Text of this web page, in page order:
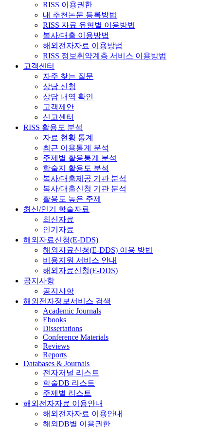
RISS 이용권한
내 추천논문 등록방법
RISS 자료 유형별 이용방법
복사/대출 이용방법
해외전자자료 이용방법
RISS 정보취약계층 서비스 이용방법
고객센터
자주 찾는 질문
상담 신청
상담 내역 확인
고객제안
신고센터
RISS 활용도 분석
자료 현황 통계
최근 이용통계 분석
주제별 활용통계 분석
학술지 활용도 분석
복사/대출제공 기관 분석
복사/대출신청 기관 분석
활용도 높은 주제
최신/인기 학술자료
최신자료
인기자료
해외자료신청(E-DDS)
해외자료신청(E-DDS) 이용 방법
비용지원 서비스 안내
해외자료신청(E-DDS)
공지사항
공지사항
해외전자정보서비스 검색
Academic Journals
Ebooks
Dissertations
Conference Materials
Reviews
Reports
Databases & Journals
전자저널 리스트
학술DB 리스트
주제별 리스트
해외전자자료 이용안내
해외전자자료 이용안내
해외DB별 이용권한